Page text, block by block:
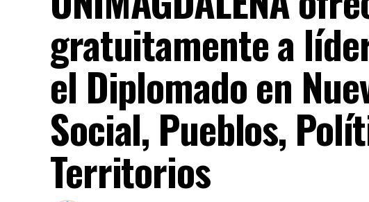
gratuitamente a
el Diplomado en
Social, Pueblos,
Territorios